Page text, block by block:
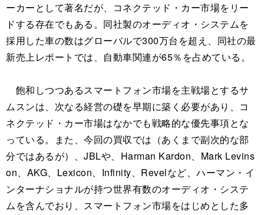
ーカーとして著名だが、コネクテッド・カー市場をリー
ドする存在でもある。同社製のオーディオ・システムを
採用した車の数はグローバルで300万台を超え、同社の最
新売上レポートでは、自動車関連が65％を占めている。
飽和しつつあるスマートフォン市場を主戦場とするサ
ムスンは、次なる経営の礎を早期に築く必要があり、コ
ネクテッド・カー市場はなかでも戦略的な優先事項とな
っている。また、今回の買収では（あくまで副次的な部
分ではあるが）、JBLや、Harman Kardon、Mark Levins
on、AKG、Lexicon、Infinity、Revelなど、ハーマン・イ
ンターナショナルが持つ世界有数のオーディオ・システ
ムを含んでおり、スマートフォン市場をはじめとした多